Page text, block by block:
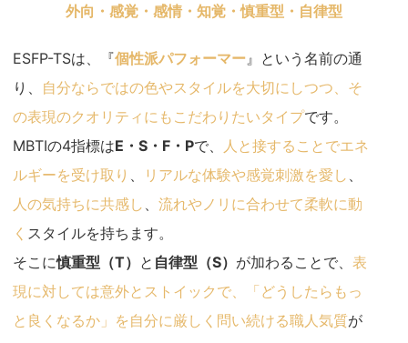
外向・感覚・感情・知覚・慎重型・自律型
ESFP-TSは、『個性派パフォーマー 』という名前の通
り、 自分ならではの色やスタイルを大切にしつつ、そ
の表現のクオリティにもこだわりたいタイプです。
MBTIの4指標はE・S・F・Pで、
人と接することでエネ
ルギーを受け取り
リアルな体験や感覚刺激を愛し
人の気持ちに共感し
流れやノリに合わせて柔軟に動
く スタイルを持ちます。
そこに慎重型（T） と 自律型（S） が加わることで、 表
現に対しては意外とストイックで、「どうしたらもっ
と良くなるか」を自分に厳しく問い続ける職人気質が